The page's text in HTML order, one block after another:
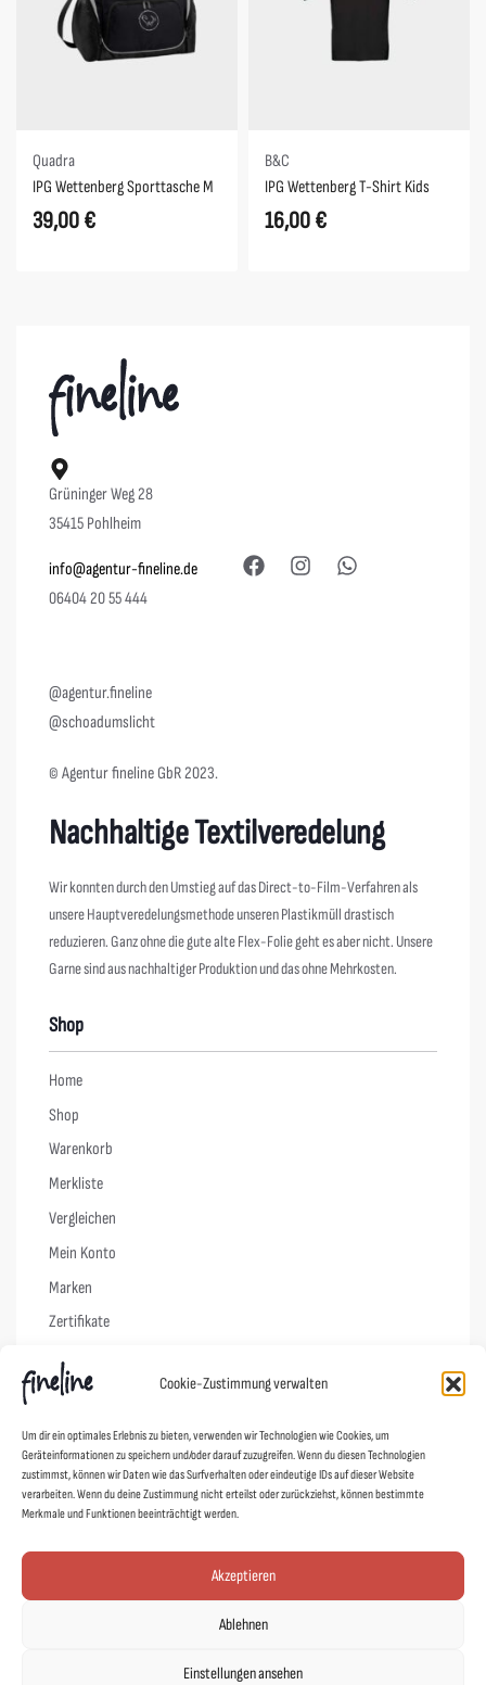
Cookie-Zustimmung verwalten
Um dir ein optimales Erlebnis zu bieten, verwenden wir Technologien wie Cookies, um
Geräteinformationen zu speichern und/oder darauf zuzugreifen. Wenn du diesen Technologien
zustimmst, können wir Daten wie das Surfverhalten oder eindeutige IDs auf dieser Website
verarbeiten. Wenn du deine Zustimmung nicht erteilst oder zurückziehst, können bestimmte
Merkmale und Funktionen beeinträchtigt werden.
Akzeptieren
Ablehnen
Einstellungen ansehen
Quadra
IPG Wettenberg Sporttasche M
39,00€
B&C
IPG Wettenberg T-Shirt Kids
16,00€
Grüninger Weg 28
35415 Pohlheim
info@agentur-fineline.de
06404 20 55 444
@agentur.fineline
@schoadumslicht
© Agentur fineline GbR 2023.
Nachhaltige Textilveredelung
Wir konnten durch den Umstieg auf das Direct-to-Film-Verfahren als
unsere Hauptveredelungsmethode unseren Plastikmüll drastisch
reduzieren. Ganz ohne die gute alte Flex-Folie geht es aber nicht. Unsere
Garne sind aus nachhaltiger Produktion und das ohne Mehrkosten.
Shop
Home
Shop
Warenkorb
Merkliste
Vergleichen
Mein Konto
Marken
Zertifikate
Info
Vertrag widerrufen
FAQs
Pflegehinweise
AGB